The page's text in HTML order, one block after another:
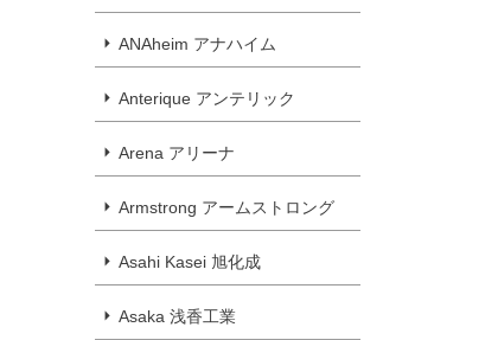
ANAheim アナハイム
Anterique アンテリック
Arena アリーナ
Armstrong アームストロング
Asahi Kasei 旭化成
Asaka 浅香工業